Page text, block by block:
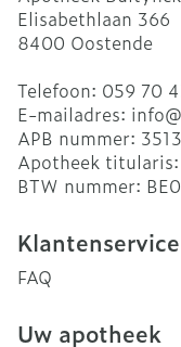
Elisabethlaan 366
8400 Oostende
Telefoon: 059 70
E-mailadres: info@
APB nummer:
Apotheek titularis:
BTW nummer:
Klantenservice
FAQ
Uw apotheek